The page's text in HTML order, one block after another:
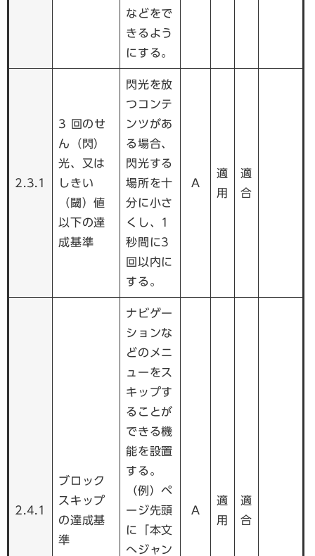
などをで
きるよう
にする。
2.3.1
3 回のせ
ん（閃）
光、又は
しきい
（閾）値
以下の達
成基準
閃光を放
つコンテ
ンツがあ
る場合、
閃光する
場所を十
分に小さ
くし、1
秒間に3
回以内に
する。
A
適
用
適
合
2.4.1
ブロック
スキップ
の達成基
準
ナビゲー
ションな
どのメニ
ューをス
キップす
ることが
できる機
能を設置
する。
（例）ペ
ージ先頭
に「本文
へジャン
A
適
用
適
合